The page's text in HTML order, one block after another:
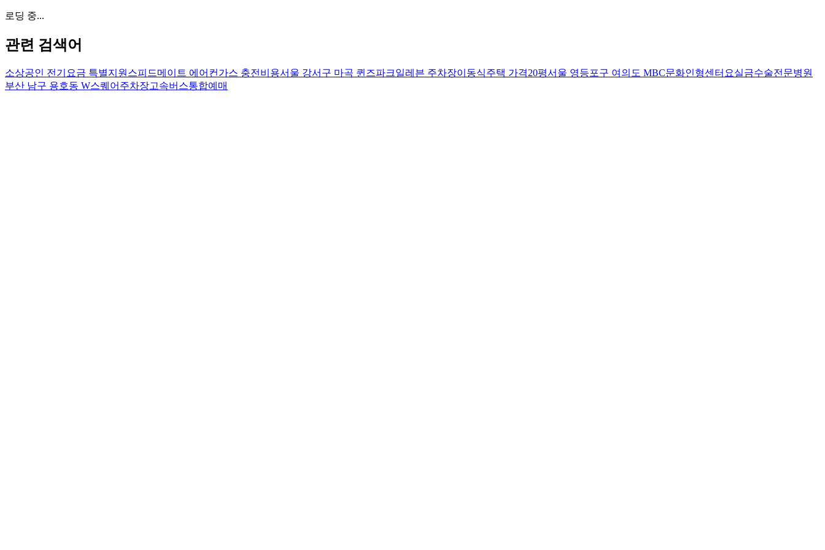
로딩 중...
관련 검색어
소상공인 전기요금 특별지원 스피드메이트 에어컨가스 충전비용서울 강서구 마곡 퀸즈파크일레븐 주차장이동식주택 가격20평서울 영등포구 여의도 MBC문화인형센터 요실금수술전문병원
부산 남구 용호동 W스퀘어주차장고속버스통합예매